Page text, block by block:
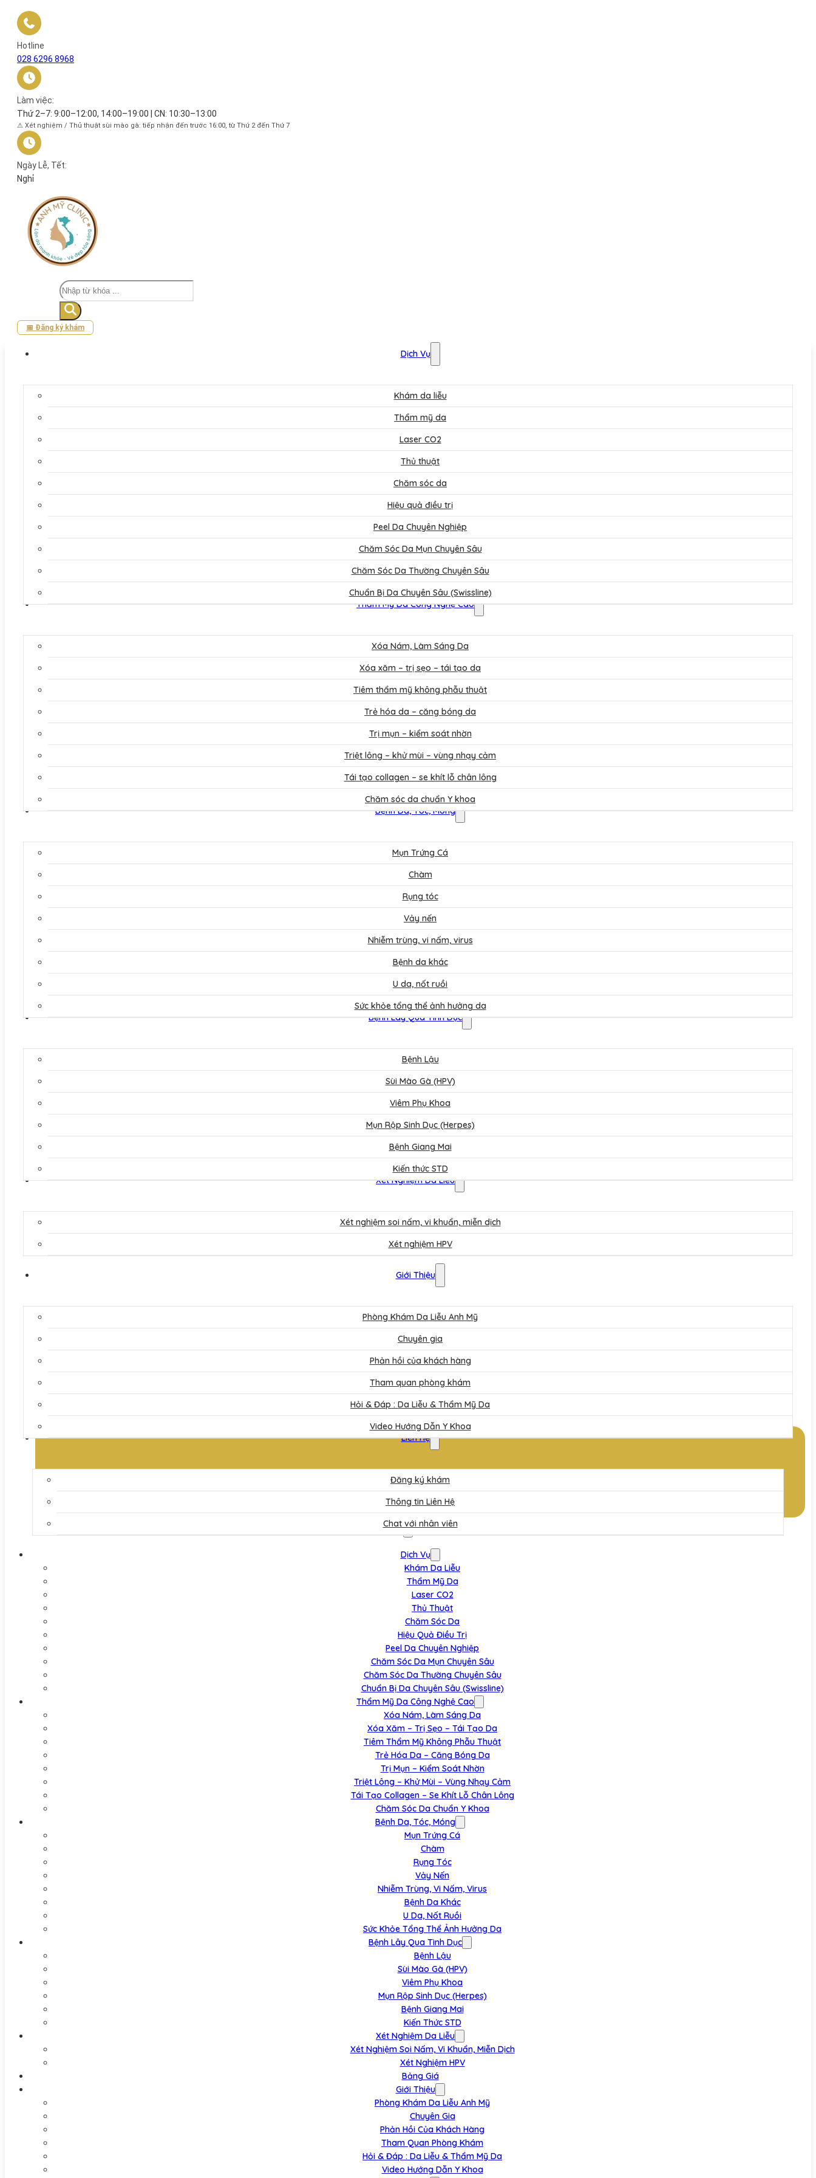
Hotline
028 6296 8968
Làm việc:
Thứ 2–7: 9:00–12:00, 14:00–19:00 | CN: 10:30–13:00
⚠ Xét nghiệm / Thủ thuật sùi mào gà: tiếp nhận đến trước 16:00, từ Thứ 2 đến Thứ 7
Ngày Lễ, Tết:
Nghỉ
Tìm
kiếm
📅 Đăng ký khám
Dịch Vụ
Khám da liễu
Thẩm mỹ da
Laser CO2
Thủ thuật
Chăm sóc da
Hiệu quả điều trị
Peel Da Chuyên Nghiệp
Chăm Sóc Da Mụn Chuyên Sâu
Chăm Sóc Da Thường Chuyên Sâu
Chuẩn Bị Da Chuyên Sâu (Swissline)
Thẩm Mỹ Da Công Nghệ Cao
Xóa Nám, Làm Sáng Da
Xóa xăm – trị sẹo – tái tạo da
Tiêm thẩm mỹ không phẫu thuật
Trẻ hóa da – căng bóng da
Trị mụn – kiểm soát nhờn
Triệt lông – khử mùi – vùng nhạy cảm
Tái tạo collagen – se khít lỗ chân lông
Chăm sóc da chuẩn Y khoa
Bệnh Da, Tóc, Móng
Mụn Trứng Cá
Chàm
Rụng tóc
Vảy nến
Nhiễm trùng, vi nấm, virus
Bệnh da khác
U da, nốt ruồi
Sức khỏe tổng thể ảnh hưởng da
Bệnh Lây Qua Tình Dục
Bệnh Lậu
Sùi Mào Gà (HPV)
Viêm Phụ Khoa
Mụn Rộp Sinh Dục (Herpes)
Bệnh Giang Mai
Kiến thức STD
Xét Nghiệm Da Liễu
Xét nghiệm soi nấm, vi khuẩn, miễn dịch
Xét nghiệm HPV
Bảng Giá
Giới Thiệu
Phòng Khám Da Liễu Anh Mỹ
Chuyên gia
Phản hồi của khách hàng
Tham quan phòng khám
Hỏi & Đáp : Da Liễu & Thẩm Mỹ Da
Video Hướng Dẫn Y Khoa
Liên Hệ
Đăng ký khám
Thông tin Liên Hệ
Chat với nhân viên
Dịch Vụ
Khám Da Liễu
Thẩm Mỹ Da
Laser CO2
Thủ Thuật
Chăm Sóc Da
Hiệu Quả Điều Trị
Peel Da Chuyên Nghiệp
Chăm Sóc Da Mụn Chuyên Sâu
Chăm Sóc Da Thường Chuyên Sâu
Chuẩn Bị Da Chuyên Sâu (Swissline)
Thẩm Mỹ Da Công Nghệ Cao
Xóa Nám, Làm Sáng Da
Xóa Xăm – Trị Sẹo – Tái Tạo Da
Tiêm Thẩm Mỹ Không Phẫu Thuật
Trẻ Hóa Da – Căng Bóng Da
Trị Mụn – Kiểm Soát Nhờn
Triệt Lông – Khử Mùi – Vùng Nhạy Cảm
Tái Tạo Collagen – Se Khít Lỗ Chân Lông
Chăm Sóc Da Chuẩn Y Khoa
Bệnh Da, Tóc, Móng
Mụn Trứng Cá
Chàm
Rụng Tóc
Vảy Nến
Nhiễm Trùng, Vi Nấm, Virus
Bệnh Da Khác
U Da, Nốt Ruồi
Sức Khỏe Tổng Thể Ảnh Hưởng Da
Bệnh Lây Qua Tình Dục
Bệnh Lậu
Sùi Mào Gà (HPV)
Viêm Phụ Khoa
Mụn Rộp Sinh Dục (Herpes)
Bệnh Giang Mai
Kiến Thức STD
Xét Nghiệm Da Liễu
Xét Nghiệm Soi Nấm, Vi Khuẩn, Miễn Dịch
Xét Nghiệm HPV
Bảng Giá
Giới Thiệu
Phòng Khám Da Liễu Anh Mỹ
Chuyên Gia
Phản Hồi Của Khách Hàng
Tham Quan Phòng Khám
Hỏi & Đáp : Da Liễu & Thẩm Mỹ Da
Video Hướng Dẫn Y Khoa